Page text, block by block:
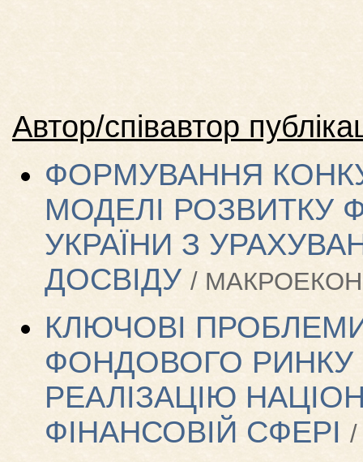
Автор/співавтор
ФОРМУВАННЯ
МОДЕЛІ РОЗВИТКУ
УКРАЇНИ З
ДОСВІДУ /
КЛЮЧОВІ
ФОНДОВОГО РИНКУ
РЕАЛІЗАЦІЮ
ФІНАНСОВІЙ СФЕРІ /